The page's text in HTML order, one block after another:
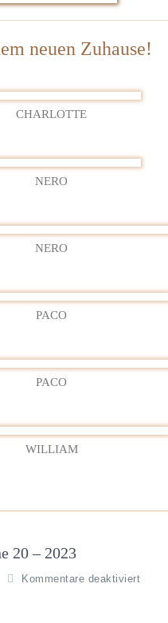
neuen Zuhause!
CHARLOTTE
NERO
NERO
PACO
PACO
WILLIAM
20 – 2023
Kommentare deaktiviert